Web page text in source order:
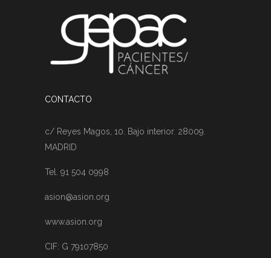
CONTACTO
c/ Reyes Magos, 10. Bajo interior. 28009.
MADRID
Tel. 91 504 0998
asion@asion.org
www.asion.org
CIF: G 79107850